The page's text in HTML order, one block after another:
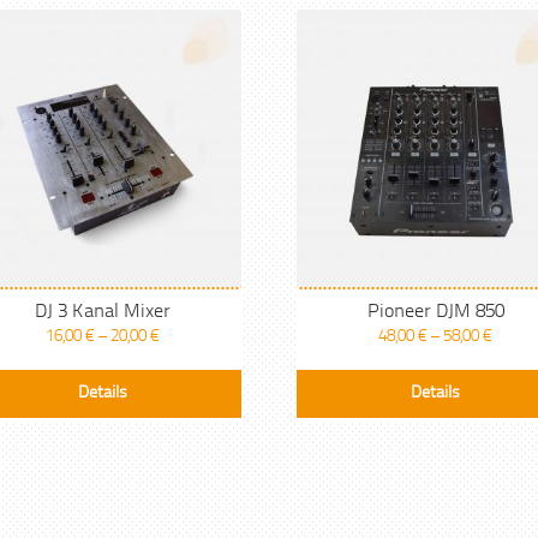
DJ 3 Kanal Mixer
16,00 € – 20,00 €
Details
Dieses
Produkt
weist
mehrere
Varianten
auf.
Pioneer DJM 850
48,00€ –58,00€
Details